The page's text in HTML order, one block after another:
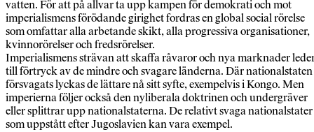
vatten. För att på allvar ta upp kampen för demokrati och mot
imperialismens förödande girighet fordras en global social rörelse
som omfattar alla arbetande skikt, alla progressiva organisationer,
kvinnorörelser och fredsrörelser.
Imperialismens strävan att skaffa råvaror och nya marknader
till förtryck av de mindre och svagare länderna. Där nationalstaten
försvagats lyckas de lättare nå sitt syfte, exempelvis i Kongo. Men
imperierna följer också den nyliberala doktrinen och undergräver
eller splittrar upp nationalstaterna. De relativt svaga nationalstater
som uppstått efter Jugoslavien kan vara exempel.